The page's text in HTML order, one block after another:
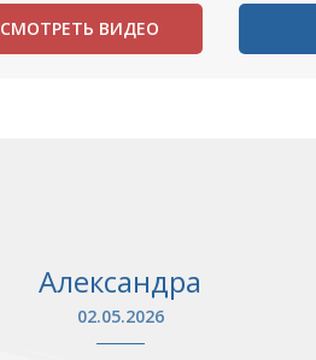
СМОТРЕТЬ ВИДЕО
Александра
02.05.2026